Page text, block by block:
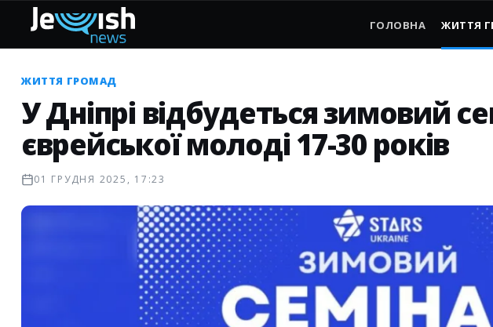
ГОЛОВНА ЖИТТЯ
ЖИТТЯ ГРОМАД
У Дніпрі відбудеться зимовий
єврейської молоді 17-30 років
01 ГРУДНЯ 2025, 17:23